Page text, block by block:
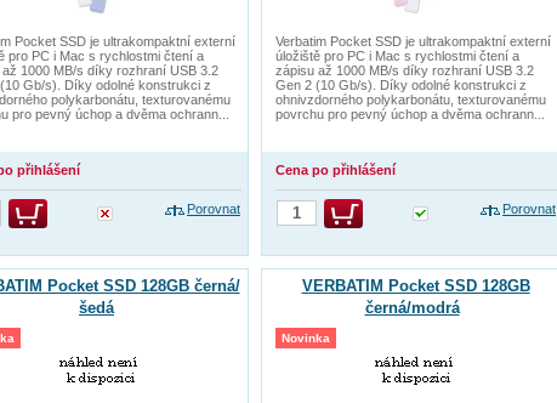
Pocket SSD je ultrakompaktní externí
pro PC i Mac s rychlostmi čtení a
1000 MB/s díky rozhraní USB 3.2
Gb/s). Díky odolné konstrukci z
polykarbonátu, texturovanému
pro pevný úchop a dvěma ochrann...
přihlášení
Porovnat
Verbatim Pocket SSD je ultrakompaktní externí
úložiště pro PC i Mac s rychlostmi čtení a
zápisu až 1000 MB/s díky rozhraní USB 3.2
Gen 2 (10 Gb/s). Díky odolné konstrukci z
ohnivzdorného polykarbonátu, texturovanému
povrchu pro pevný úchop a dvěma ochrann...
Cena po přihlášení
Porovnat
Pocket SSD 128GB černá/
šedá
VERBATIM Pocket SSD 128GB
černá/modrá
Novinka